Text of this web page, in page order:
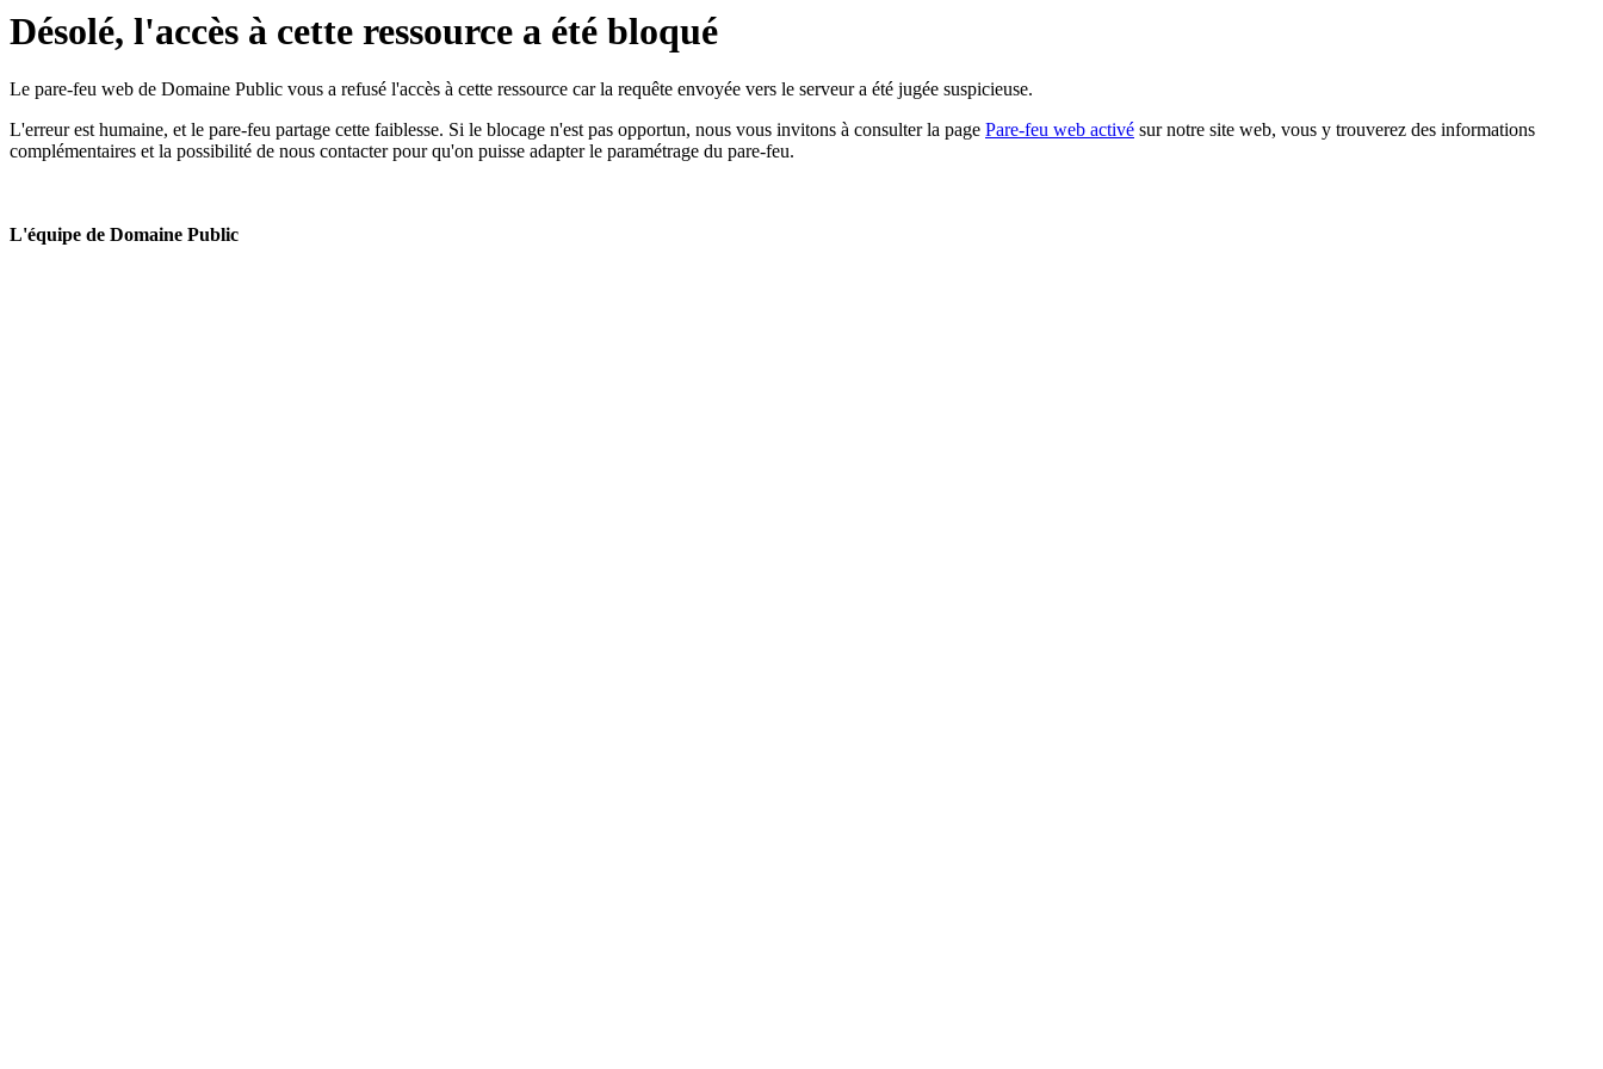
Désolé, l'accès à cette ressource a été bloqué
Le pare-feu web de Domaine Public vous a refusé l'accès à cette ressource car la requête envoyée vers le serveur a été jugée suspicieuse.
L'erreur est humaine, et le pare-feu partage cette faiblesse. Si le blocage n'est pas opportun, nous vous invitons à consulter la page Pare-feu web activé sur notre site web, vous y trouverez des informations
complémentaires et la possibilité de nous contacter pour qu'on puisse adapter le paramétrage du pare-feu.
L'équipe de Domaine Public